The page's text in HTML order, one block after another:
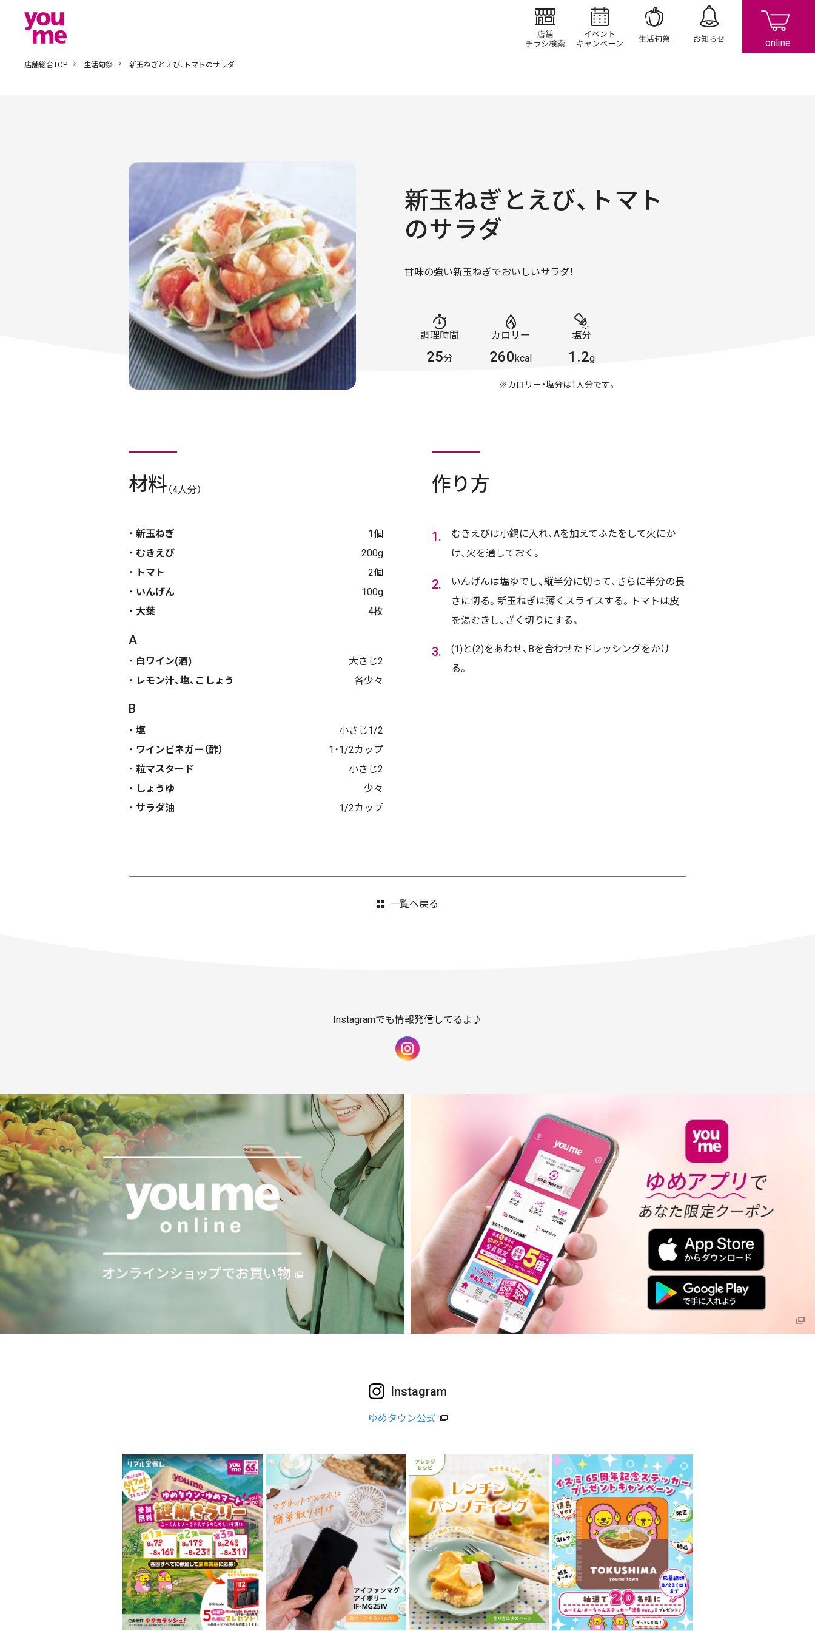
店舗/チラシ検索イベント/キャンペーン
生活旬祭 お知らせ
店舗総合TOP 生活旬祭 新玉ねぎとえび、トマトのサラダ
新玉ねぎとえび、トマト
のサラダ
甘味の強い新玉ねぎでおいしいサラダ！
調理時間
25分
カロリー
260kcal
塩分
1.2g
※カロリー・塩分は1人分です。
材料 （4人分）
新玉ねぎ
1個
むきえび
200g
トマト
2個
いんげん
100g
大葉
4枚
A
白ワイン(酒)
大さじ2
レモン汁、塩、こしょう
各少々
B
塩
小さじ1/2
ワインビネガー（酢）
1・1/2カップ
粒マスタード
小さじ2
しょうゆ
少々
サラダ油
1/2カップ
作り方
むきえびは小鍋に入れ、Aを加えてふたをして火にか
け、火を通しておく。
いんげんは塩ゆでし、縦半分に切って、さらに半分の長
さに切る。新玉ねぎは薄くスライスする。トマトは皮
を湯むきし、ざく切りにする。
(1)と(2)をあわせ、Bを合わせたドレッシングをかけ
る。
一覧へ戻る
Instagramでも情報発信してるよ♪
Instagram
ゆめタウン公式